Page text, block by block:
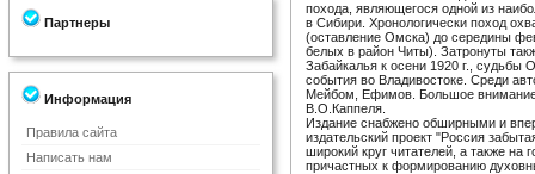
Партнеры
Информация
Правила сайта
Написать нам
похода, являющегося одной из
в Сибири. Хронологически поход
(оставление Омска) до середины
белых в район Читы). Затронуты
Забайкалья к осени 1920 г., судьбы
события во Владивостоке. Среди
Мейбом, Ефимов. Большое внимание
В.О.Каппеля.
Издание снабжено обширными и
издательский проект "Россия
широкий круг читателей, а также на
причастных к формированию